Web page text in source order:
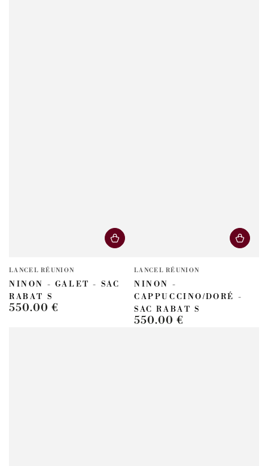
Fournisseur:
LANCEL RÉUNION
NINON - GALET - SAC
RABAT S
Prix
550.00 €
Fournisseur:
LANCEL RÉUNION
NINON -
CAPPUCCINO/DORÉ -
SAC RABAT S
Prix
550.00 €